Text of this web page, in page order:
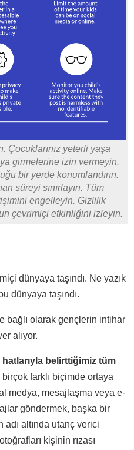
Çocuklarınız yeterli yaşa
girmelerine izin vermeyin.
bir yerde konumlandırın.
süreyi sınırlayın. Tüm
engelleyin. Gizlilik
çevrimiçi etkinliğini izleyin.
dünyaya taşındı. Ne yazık
dünyaya taşındı.
bağlı olarak gençlerin intihar
alıyor.
hatlarıyla belirttiğimiz tüm
birçok farklı biçimde ortaya
medya, mesajlaşma veya e-
göndermek, başka bir
altında utanç verici
kişinin rızası